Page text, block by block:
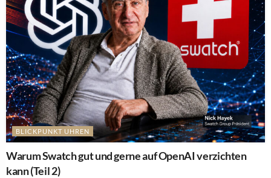
BLICKPUNKT UHREN
Warum Swatch gut und gerne auf OpenAI verzichten
kann (Teil 2)